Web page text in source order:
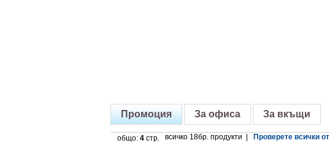
Промоция За офиса За вкъщи
общо: 4стр. всичко 18бр. продукти | Проверете всички от